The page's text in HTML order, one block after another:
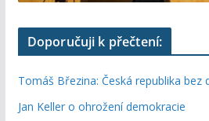
Doporučuji k přečtení:
Tomáš Březina: Česká republika bez
Jan Keller o ohrožení demokracie